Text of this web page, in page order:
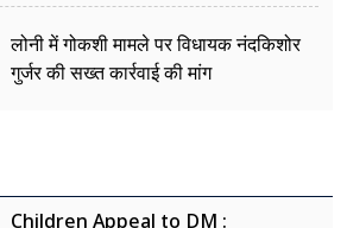
लोनी में गोकशी मामले पर विधायक नंदकिशोर
गुर्जर की सख्त कार्रवाई की मांग
Children Appeal to DM :